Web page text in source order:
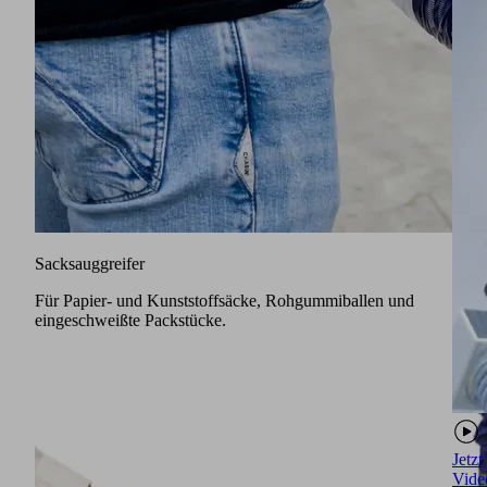
Sacksauggreifer
Für Papier- und Kunststoffsäcke, Rohgummiballen und
eingeschweißte Packstücke.
Jetzt